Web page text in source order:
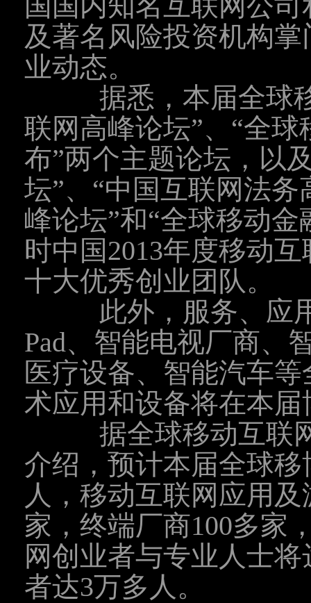
及著名风险投资机构
业动态。
据悉，本届全球移
联网高峰论坛”、“全
布”两个主题论坛，以
坛”、“中国互联网法
峰论坛”和“全球移动
时中国2013年度移动
十大优秀创业团队。
此外，服务、应用
Pad、智能电视厂商、
医疗设备、智能汽车
术应用和设备将在本
据全球移动互联网
介绍，预计本届全球
人，移动互联网应用
家，终端厂商100多家
网创业者与专业人士
者达3万多人。